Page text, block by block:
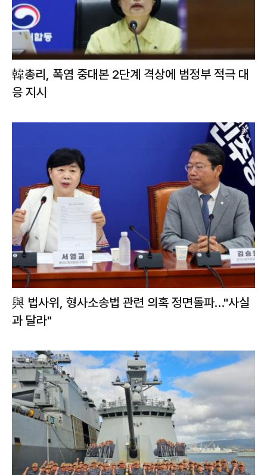
韓총리, 폭염 중대본 2단계 격상에 범정부 적극 대
응 지시
與 법사위, 형사소송법 관련 의혹 정면돌파…"사실
과 달라"